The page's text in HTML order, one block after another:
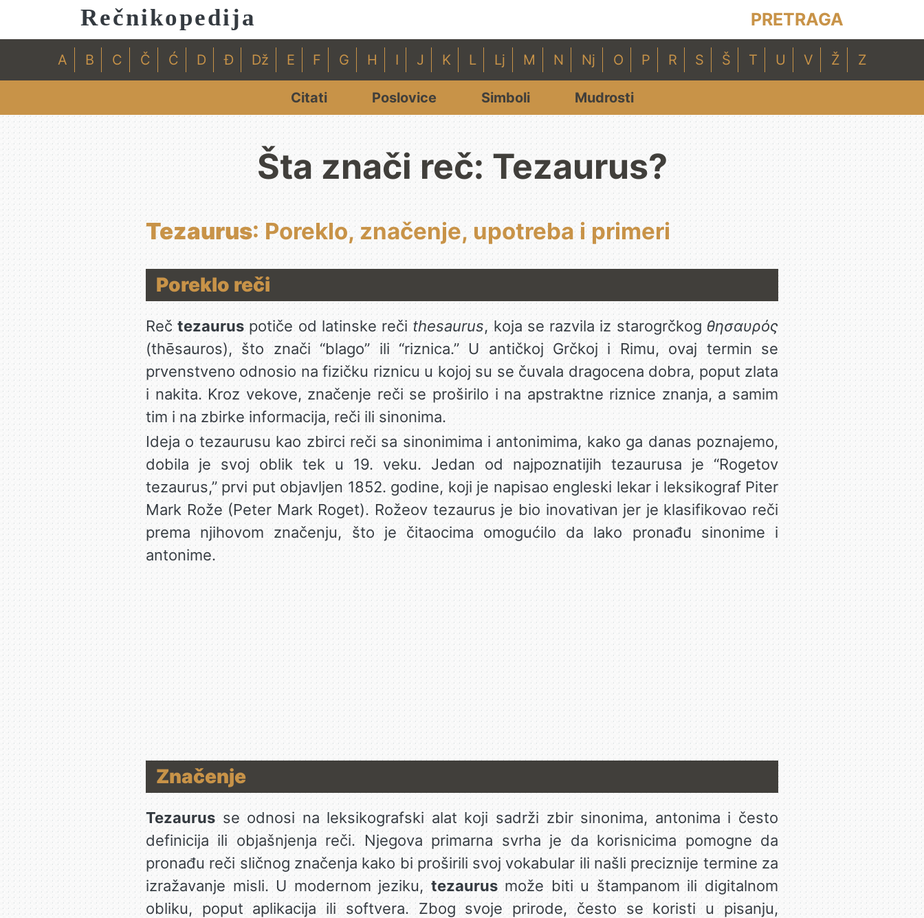
Rečnikopedija PRETRAGA
A B C Č Ć D Đ Dž E F G H I J K L Lj M N Nj O P R S Š T U V Ž Z
Citati Poslovice Simboli Mudrosti
Šta znači reč: Tezaurus?
Tezaurus: Poreklo, značenje, upotreba i primeri
Poreklo reči
Rečtezauruspotiče od latinske rečithesaurus, koja se razvila iz starogrčkog θησαυρός
(thēsauros), što znači “blago” ili “riznica.” U antičkoj Grčkoj i Rimu, ovaj termin se
prvenstveno odnosio na fizičku riznicu u kojoj su se čuvala dragocena dobra, poput zlata
i nakita. Kroz vekove, značenje reči se proširilo i na apstraktne riznice znanja, a samim
tim i na zbirke informacija, reči ili sinonima.
Ideja o tezaurusu kao zbirci reči sa sinonimima i antonimima, kako ga danas poznajemo,
dobila je svoj oblik tek u 19. veku. Jedan od najpoznatijih tezaurusa je “Rogetov
tezaurus,” prvi put objavljen 1852. godine, koji je napisao engleski lekar i leksikograf Piter
Mark Rože (Peter Mark Roget). Rožeov tezaurus je bio inovativan jer je klasifikovao reči
prema njihovom značenju, što je čitaocima omogućilo da lako pronađu sinonime i
antonime.
Značenje
Tezaurusse odnosi na leksikografski alat koji sadrži zbir sinonima, antonima i često
definicija ili objašnjenja reči. Njegova primarna svrha je da korisnicima pomogne da
pronađu reči sličnog značenja kako bi proširili svoj vokabular ili našli preciznije termine za
izražavanje misli. U modernom jeziku, tezaurusmože biti u štampanom ili digitalnom
obliku, poput aplikacija ili softvera. Zbog svoje prirode, često se koristi u pisanju,